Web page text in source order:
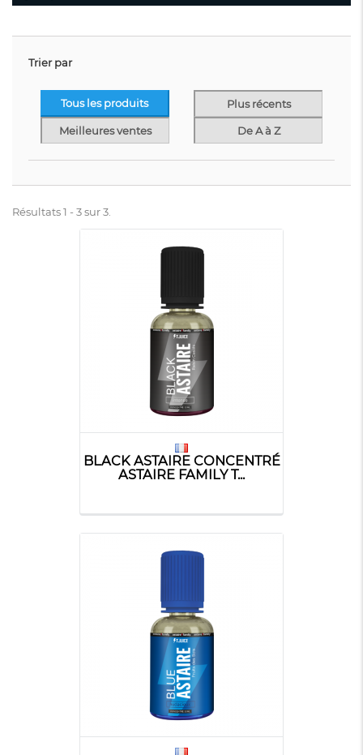
Trier par
Tous les produits Plus récents
Meilleures ventes De A à Z
Résultats 1 - 3 sur 3.
BLACK ASTAIRE CONCENTRÉ
ASTAIRE FAMILY T...